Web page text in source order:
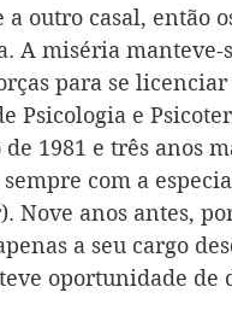
outro casal, então
A miséria manteve-
para se
Psicologia e
1981 e três anos
com a
Nove anos antes,
a seu cargo
oportunidade de